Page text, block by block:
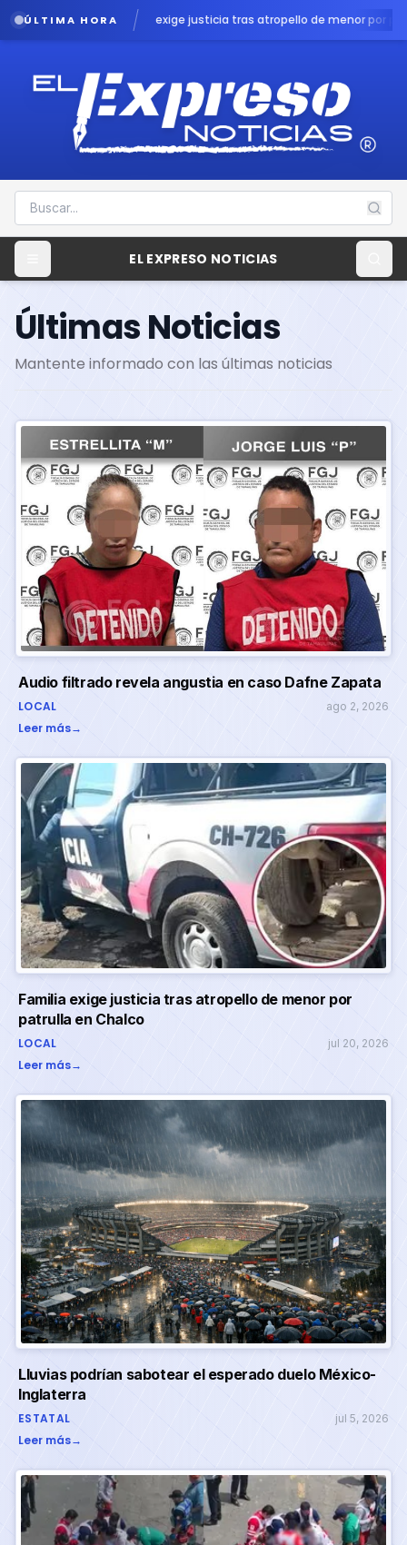
ÚLTIMA HORA
exige justicia tras atropello de menor por patrulla en Chalco Lluvias
EL EXPRESO NOTICIAS
Últimas Noticias
Mantente informado con las últimas noticias
Audio filtrado revela angustia en caso Dafne Zapata
LOCAL ago 2, 2026
Leer más→
Familia exige justicia tras atropello de menor por
patrulla en Chalco
LOCAL jul 20, 2026
Leer más→
Lluvias podrían sabotear el esperado duelo México-
Inglaterra
ESTATAL jul 5, 2026
Leer más→